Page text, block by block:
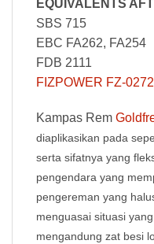
EQUIVALENTS
SBS 715
EBC FA262, FA254
FDB 2111
FIZPOWER FZ-0272
Kampas Rem
diaplikasikan pada
serta sifatnya yang
pengendara yang
pengereman yang
menguasai situasi
mengandung zat besi